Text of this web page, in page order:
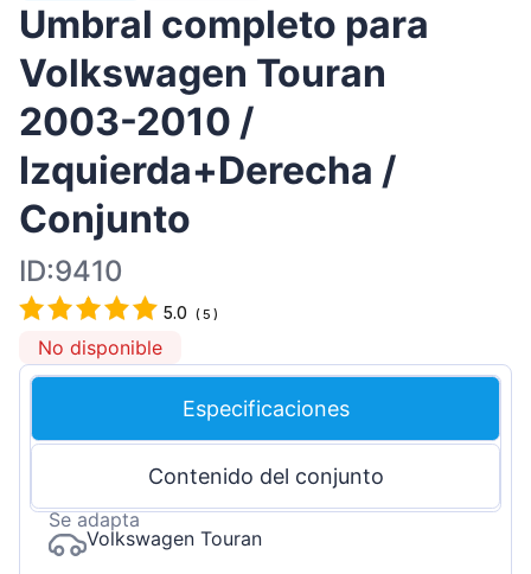
Umbral completo para
Volkswagen Touran
2003-2010 /
Izquierda+Derecha /
Conjunto
ID:9410
5.0 (5 )
No disponible
Especificaciones
Contenido del conjunto
Se adapta
Volkswagen Touran